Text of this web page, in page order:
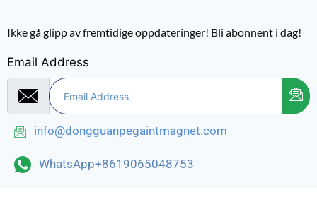
Ikke gå glipp av fremtidige oppdateringer! Bli abonnent i dag!
Email Address
info@dongguanpegaintmagnet.com
WhatsApp+8619065048753